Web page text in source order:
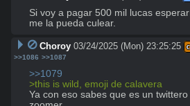
Si voy a pagar 500 mil lucas
me la pueda culear.
Choroy 03/24/2025 (Mon) 23:25:25
>>1086 >>1087
>>1079
>this is wild, emoji de calavera
Ya con eso sabes que es un